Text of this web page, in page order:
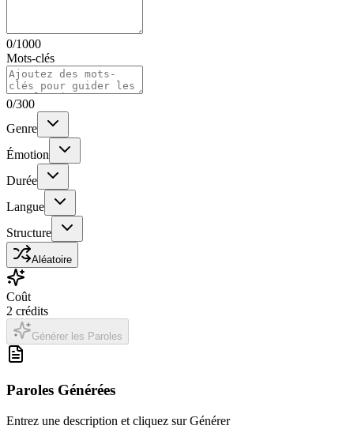
0/1000
Mots-clés
0/300
Genre
Émotion
Durée
Langue
Structure
Aléatoire
Coût
2 crédits
Générer les Paroles
Paroles Générées
Entrez une description et cliquez sur Générer